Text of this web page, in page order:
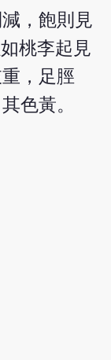
，飽則見
桃李起見
，足脛
色黃。